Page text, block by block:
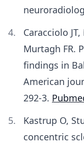
Caracciolo
Murtagh FR.
findings in
American
292-3.
Kastrup O,
concentric